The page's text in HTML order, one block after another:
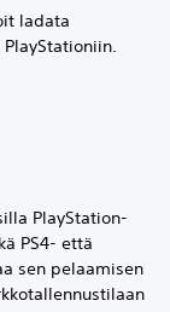
ladata
PlayStation-
PS4- että
sen pelaamisen